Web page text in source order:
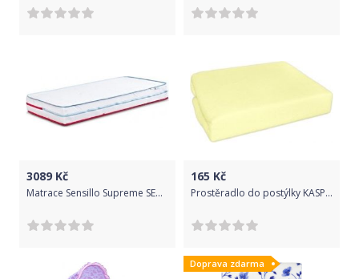
3089 Kč
Matrace Sensillo Supreme SEASONS 120x60 cm, Bílá
165 Kč
Prostěradlo do postýlky KASPO - BAVLNA světle žluté - 120x60cm
Doprava zdarma